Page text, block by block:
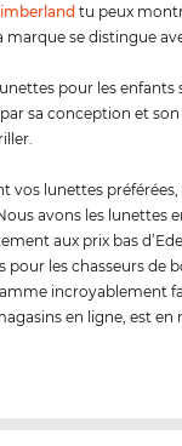
tu peux
marque se distingue
pour les
sa conception et son
vos lunettes
avons les lunettes
aux prix bas
pour les chasseurs de
incroyablement
en ligne, est en